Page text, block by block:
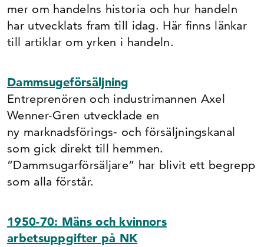
mer om handelns historia och hur handeln
har utvecklats fram till idag. Här finns länkar
till artiklar om yrken i handeln.
Dammsugeförsäljning
Entreprenören och industrimannen Axel
Wenner-Gren utvecklade en
ny marknadsförings- och försäljningskanal
som gick direkt till hemmen.
”Dammsugarförsäljare” har blivit ett begrepp
som alla förstår.
1950-70: Mäns och kvinnors
arbetsuppgifter på NK